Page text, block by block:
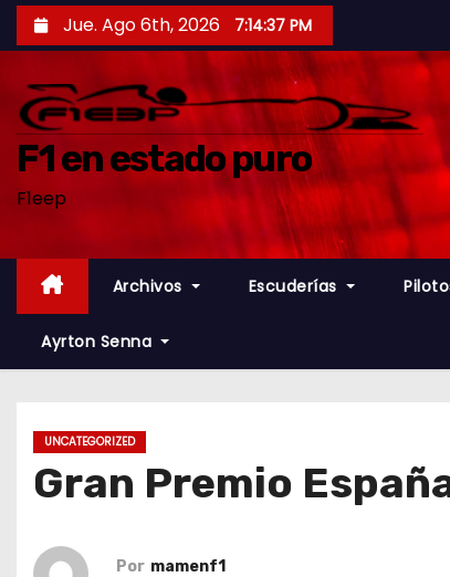
a
c
Jue. Ago 6th, 2026 7:14:38 PM
F1 en estado puro
F1eep
Archivos Escuderías
Ayrton Senna
UNCATEGORIZED
Gran Premio
Por mamenf1